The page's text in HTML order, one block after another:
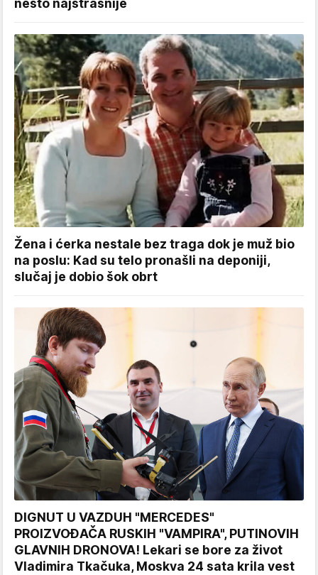
nešto najstrašnije
Žena i ćerka nestale bez traga dok je muž bio
na poslu: Kad su telo pronašli na deponiji,
slučaj je dobio šok obrt
DIGNUT U VAZDUH "MERCEDES"
PROIZVOĐAČA RUSKIH "VAMPIRA", PUTINOVIH
GLAVNIH DRONOVA! Lekari se bore za život
Vladimira Tkačuka, Moskva 24 sata krila vest